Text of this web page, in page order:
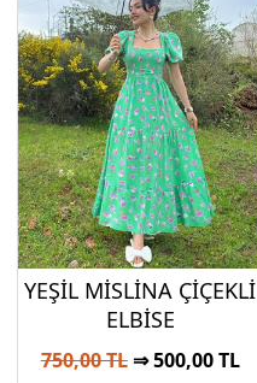
YEŞİL MİSLİNA ÇİÇEKLİ
ELBİSE
750,00 TL⇒ 500,00 TL